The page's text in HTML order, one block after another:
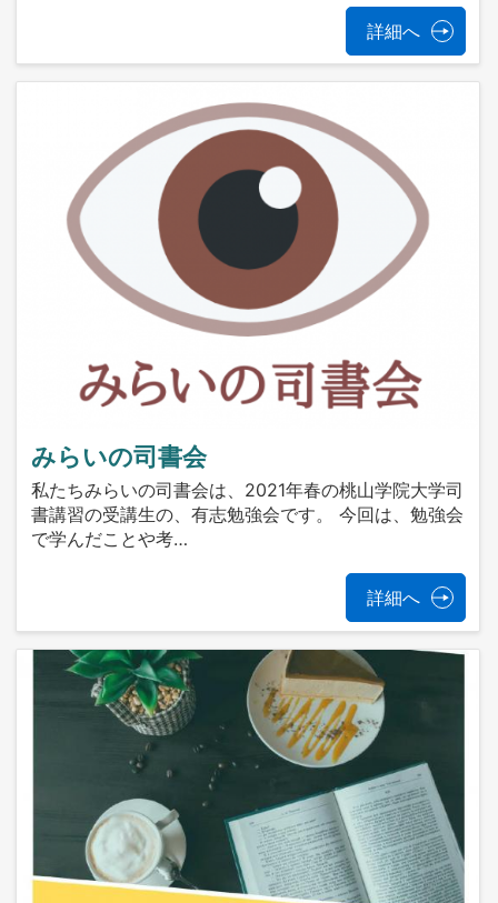
詳細へ
みらいの司書会
私たちみらいの司書会は、2021年春の桃山学院大学司
書講習の受講生の、有志勉強会です。 今回は、勉強会
で学んだことや考…
詳細へ